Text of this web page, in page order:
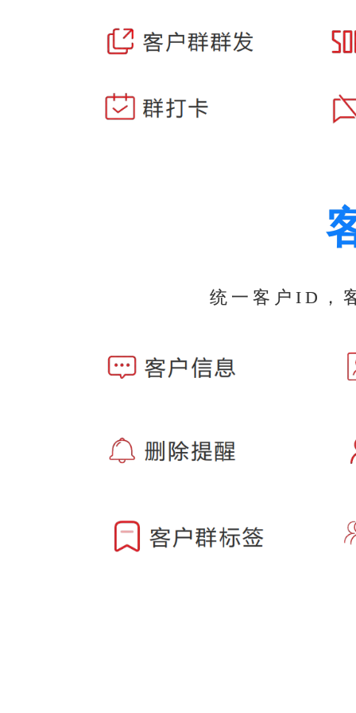
统一客户ID，